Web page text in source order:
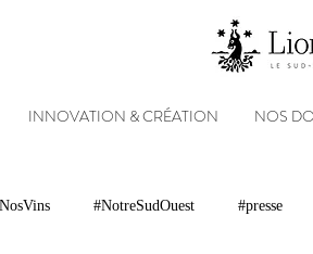
INNOVATION & CRÉATION NOS
#NotreSudOuest #presse